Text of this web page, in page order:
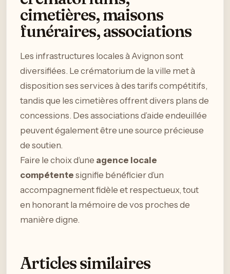
cimetières, maisons
funéraires, associations
Les infrastructures locales à Avignon sont
diversifiées. Le crématorium de la ville met à
disposition ses services à des tarifs compétitifs,
tandis que les cimetières offrent divers plans de
concessions. Des associations d’aide endeuillée
peuvent également être une source précieuse
de soutien.
Faire le choix d’une agence locale
compétente signifie bénéficier d’un
accompagnement fidèle et respectueux, tout
en honorant la mémoire de vos proches de
manière digne.
Articles similaires